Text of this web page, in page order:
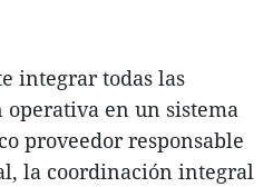
integrar todas las
operativa en un sistema
proveedor responsable
la coordinación integral